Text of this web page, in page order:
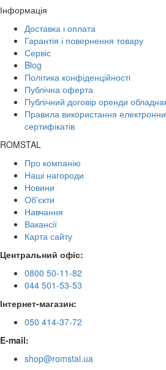
Інформація
Доставка і оплата
Гарантія і повернення товару
Сервіс
Blog
Політика конфіденційності
Публічна оферта
Публічний договір оренди
Правила використання
сертифікатів
ROMSTAL
Про компанію
Наші нагороди
Новини
Об'єкти
Навчання
Вакансії
Карта сайту
Центральний офіс:
0800 50-11-82
044 501-53-53
Інтернет-магазин:
050 414-37-72
E-mail:
shop@romstal.ua